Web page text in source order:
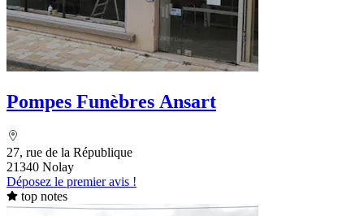
Pompes Funèbres Ansart
27, rue de la République
21340 Nolay
Déposez le premier avis !
top notes